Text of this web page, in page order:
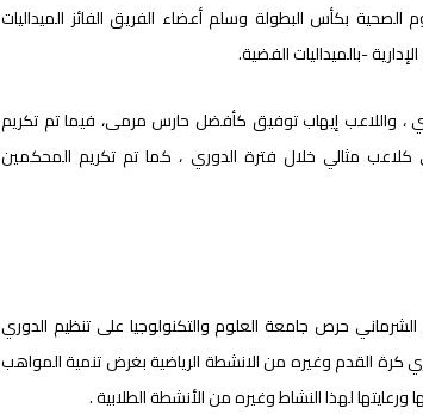
بكأس البطولة وسلم أعضاء الفريق الفائز الميداليات
-بالميداليات الفضية.
، واللاعب إيهاب توفيق كأفضل حارس مرمى، فيما تم تكريم
مثالي خلال فترة الدوري ، كما تم تكريم المحكمين
حرص جامعة العلوم والتكنولوجيا على تنظيم الدوري
كرة القدم وغيره من الانشطة الرياضية بغرض تنمية المواهب
لهذا النشاط وغيره من الأنشطة الطلابية .